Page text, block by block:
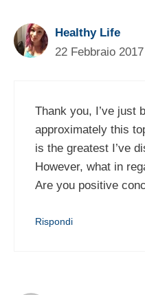
Healthy Life
22 Febbraio
Thank you, I’ve just
approximately this
is the greatest I’ve
However, what in
Are you positive
Rispondi